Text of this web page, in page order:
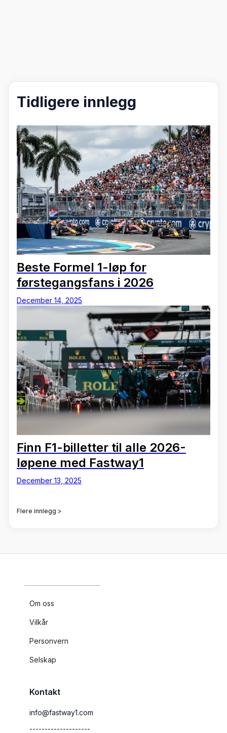
Tidligere innlegg
Beste Formel 1-løp for
førstegangsfans i 2026
December 14, 2025
Finn F1-billetter til alle 2026-
løpene med Fastway1
December 13, 2025
Flere innlegg >
Om oss
Vilkår
Personvern
Selskap
Kontakt
info@fastway1.com
--------------------